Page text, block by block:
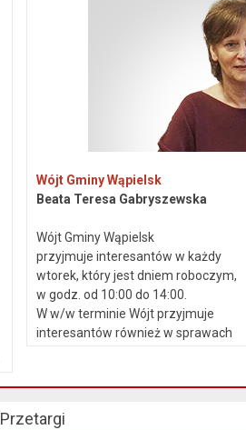
Wójt Gminy Wąpielsk
Beata Teresa Gabryszewska
Wójt Gminy Wąpielsk
przyjmuje interesantów w każdy
wtorek, który jest dniem roboczym,
w godz. od 10:00 do 14:00.
W w/w terminie Wójt przyjmuje
interesantów również w sprawach
Przetargi